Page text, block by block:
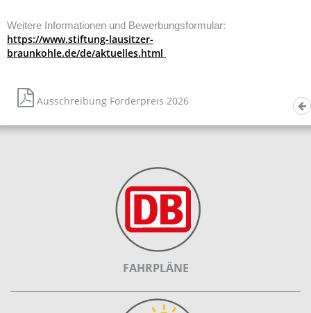
Weitere Informationen und Bewerbungsformular:
https://www.stiftung-lausitzer-
braunkohle.de/de/aktuelles.html
Ausschreibung Förderpreis 2026
FAHRPLÄNE